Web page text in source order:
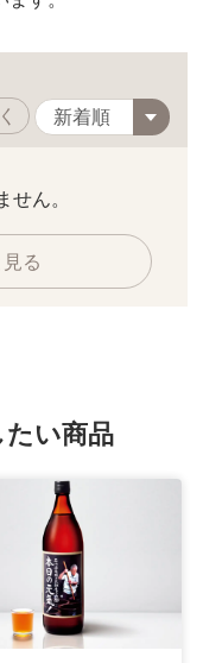
ん。
る
い商品